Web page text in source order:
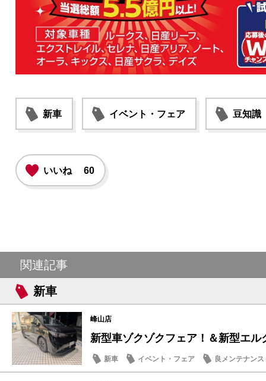
新車 イベント・フェア 豆知識
いいね 60
関連記事
新車
峰山店
新型車ゾクゾクフェア！＆新型エル
新車 イベント・フェア 良メンテナンス